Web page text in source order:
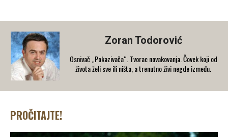
Zoran Todorović
Osnivač „Pokazivača“. Tvorac novakovanja. Čovek koji od
života želi sve ili ništa, a trenutno živi negde između.
PROČITAJTE!